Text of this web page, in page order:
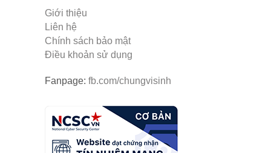
Giới thiệu
Liên hệ
Chính sách bảo mật
Điều khoản sử dụng
Fanpage: fb.com/chungvisinh